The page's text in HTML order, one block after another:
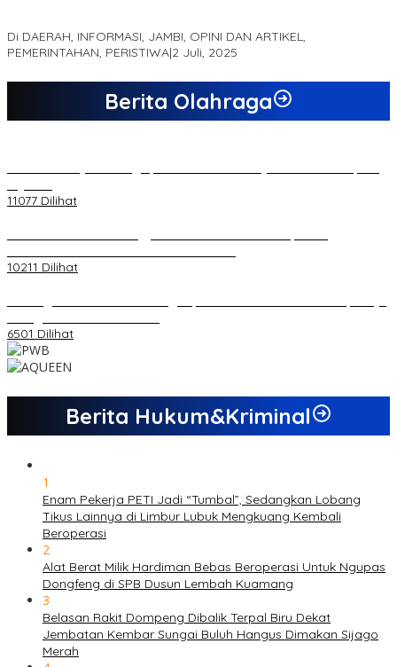
Di DAERAH, INFORMASI, JAMBI, OPINI DAN ARTIKEL,
PEMERINTAHAN, PERISTIWA|2 Juli, 2025
Berita Olahraga
11077 Dilihat
10211 Dilihat
6501 Dilihat
Berita Hukum&Kriminal
1
Enam Pekerja PETI Jadi “Tumbal”, Sedangkan Lobang
Tikus Lainnya di Limbur Lubuk Mengkuang Kembali
Beroperasi
2
Alat Berat Milik Hardiman Bebas Beroperasi Untuk Ngupas
Dongfeng di SPB Dusun Lembah Kuamang
3
Belasan Rakit Dompeng Dibalik Terpal Biru Dekat
Jembatan Kembar Sungai Buluh Hangus Dimakan Sijago
Merah